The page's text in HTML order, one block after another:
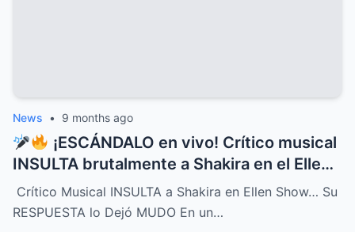
News • 9 months ago
¡ESCÁNDALO en vivo! Crítico musical
INSULTA brutalmente a Shakira en el Ellen
Show, pero la respuesta de la cantante fue
tan contundente y brillante que dejó al
Crítico Musical INSULTA a Shakira en Ellen Show… Su
RESPUESTA lo Dejó MUDO En un…